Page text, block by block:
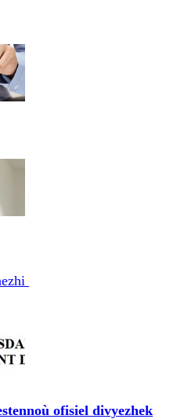
ofisiel divyezhek